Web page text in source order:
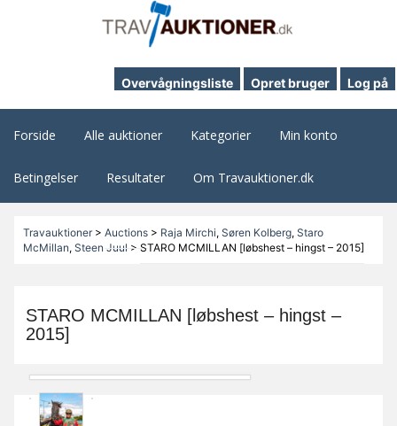
Overvågningsliste Opret bruger Log på
Forside Alle auktioner Kategorier Min konto
Betingelser Resultater Om Travauktioner.dk
Travauktioner> Auctions> Raja Mirchi, Søren Kolberg, Staro
McMillan, Steen Juul > STARO MCMILLAN [løbshest – hingst – 2015]
STARO MCMILLAN [løbshest – hingst –
2015]